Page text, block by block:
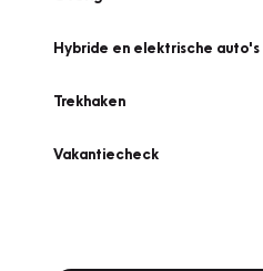
Hybride en elektrische auto's
Trekhaken
Vakantiecheck